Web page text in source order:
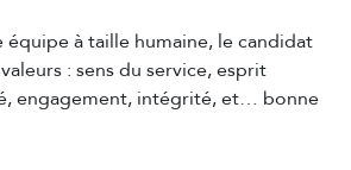
à taille humaine, le candidat
: sens du service, esprit
engagement, intégrité, et… bonne